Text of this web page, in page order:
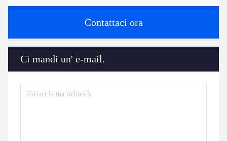
Contattaci ora
Ci mandi un' e-mail.